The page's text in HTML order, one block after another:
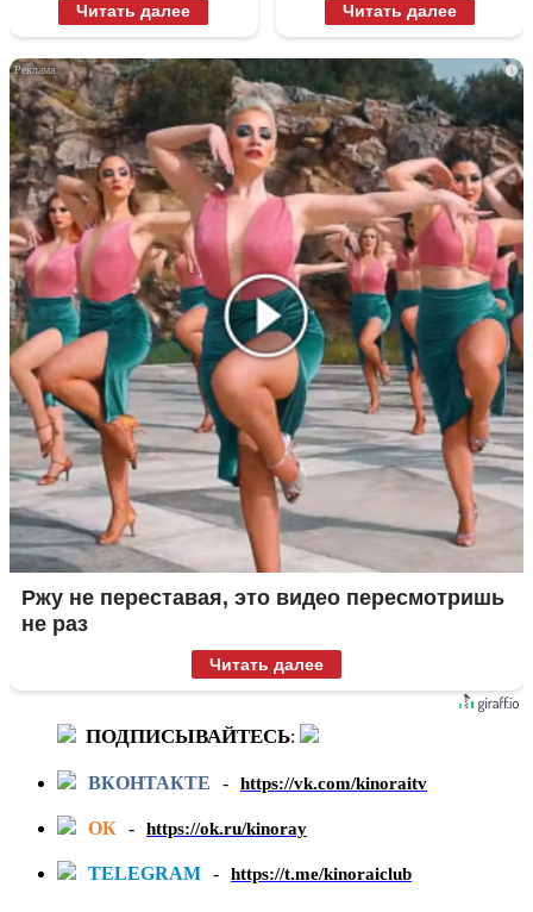
Читать далее Читать далее
i
Ржу не переставая, это видео пересмотришь
не раз
Читать далее
ПОДПИСЫВАЙТЕСЬ:
ВКОНТАКТЕ - https://vk.com/kinoraitv
ОК - https://ok.ru/kinoray
TELEGRAM - https://t.me/kinoraiclub